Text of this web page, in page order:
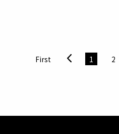
First 1 2